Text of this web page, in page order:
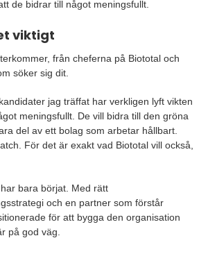
de bidrar till något meningsfullt.
viktigt
från cheferna på Biototal och
söker sig dit.
jag träffat har verkligen lyft vikten
meningsfullt. De vill bidra till den gröna
del av ett bolag som arbetar hållbart.
För det är exakt vad Biototal vill också,
bara börjat. Med rätt
och en partner som förstår
för att bygga den organisation
på god väg.